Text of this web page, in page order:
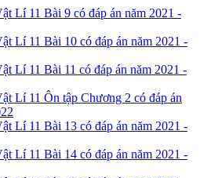
Lí 11 Bài 9 có đáp án năm 2021 -
Lí 11 Bài 10 có đáp án năm 2021 -
Lí 11 Bài 11 có đáp án năm 2021 -
Lí 11 Ôn tập Chương 2 có đáp án
Lí 11 Bài 13 có đáp án năm 2021 -
Lí 11 Bài 14 có đáp án năm 2021 -